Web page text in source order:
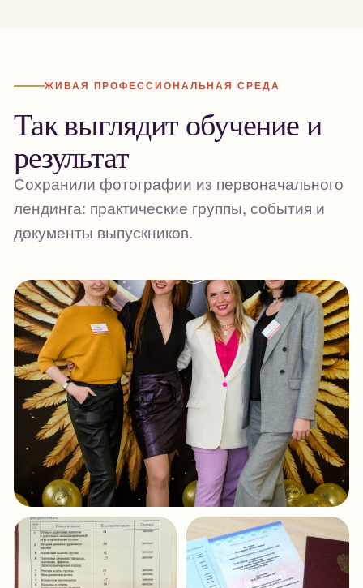
ЖИВАЯ ПРОФЕССИОНАЛЬНАЯ СРЕДА
Так выглядит обучение и
результат
Сохранили фотографии из первоначального
лендинга: практические группы, события и
документы выпускников.
Профессиональные встречи и развитие сообщества